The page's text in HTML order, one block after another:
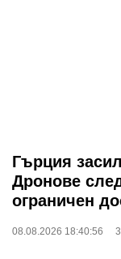
Гърция
Дронове
ограничен
08.08.2026 18:40:56